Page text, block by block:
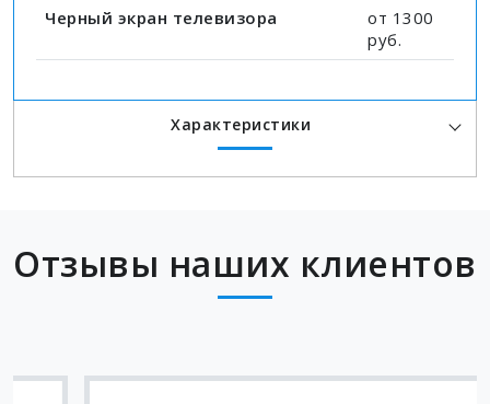
Черный экран телевизора
от 1300
руб.
Характеристики
Отзывы наших клиентов